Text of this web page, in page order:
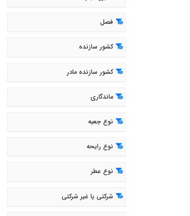
فصل
کشور سازنده
کشور سازنده مادر
ماندگاری
نوع جعبه
نوع رایحه
نوع عطر
شرکتی یا غیر شرکتی